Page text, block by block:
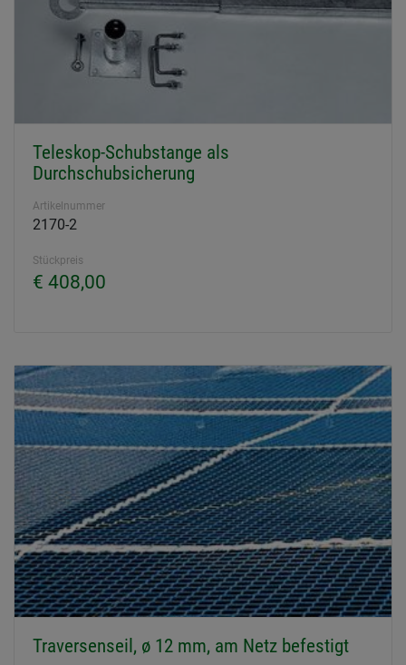
Teleskop-Schubstange als
Durchschubsicherung
Artikelnummer
2170-2
Stückpreis
€ 408,00
Traversenseil, ø 12 mm, am Netz befestigt